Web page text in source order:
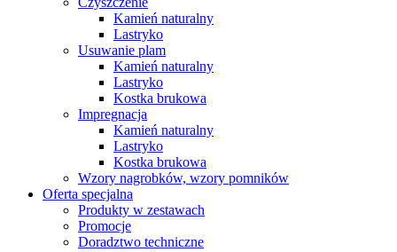
Kamień naturalny
Lastryko
Usuwanie plam
Kamień naturalny
Lastryko
Kostka brukowa
Impregnacja
Kamień naturalny
Lastryko
Kostka brukowa
Wzory nagrobków, wzory pomników
Oferta specjalna
Produkty w zestawach
Promocje
Doradztwo techniczne